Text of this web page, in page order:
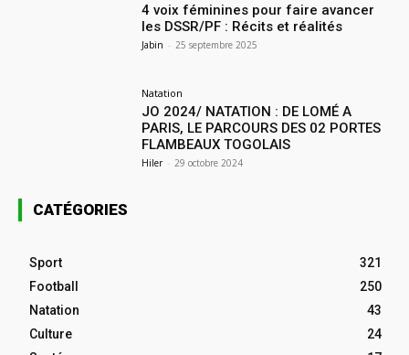
4 voix féminines pour faire avancer
les DSSR/PF : Récits et réalités
Jabin - 25 septembre 2025
Natation
JO 2024/ NATATION : DE LOMÉ A
PARIS, LE PARCOURS DES 02 PORTES
FLAMBEAUX TOGOLAIS
Hiler - 29 octobre 2024
CATÉGORIES
Sport
321
Football
250
Natation
43
Culture
24